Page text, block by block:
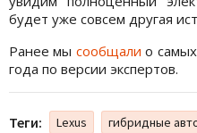
будет уже совсем другая
Ранее мы сообщали о
года по версии экспертов.
Теги: Lexus гибридные